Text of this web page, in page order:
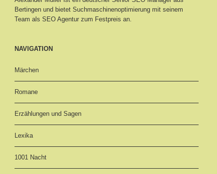
Bertingen und bietet Suchmaschinenoptimierung mit seinem
Team als SEO Agentur zum Festpreis an.
NAVIGATION
Märchen
Romane
Erzählungen und Sagen
Lexika
1001 Nacht